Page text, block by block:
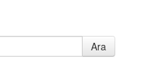
Ara